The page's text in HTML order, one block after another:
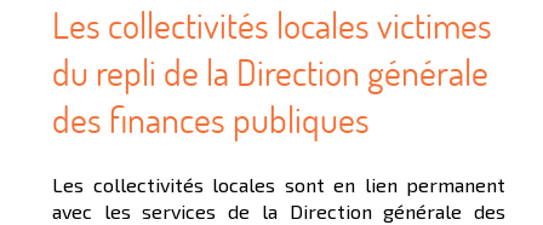
Les collectivités locales victimes
du repli de la Direction générale
des finances publiques
Les collectivités locales sont en lien permanent
avec les services de la Direction générale des